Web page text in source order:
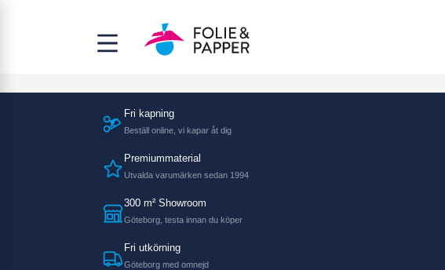
Fri kapning
Beställ online, vi kapar åt dig
Premiummaterial
Utvalda varumärken sedan 1994
300 m² Showroom
Göteborg, testa innan du köper
Fri utkörning
Göteborg med omnejd